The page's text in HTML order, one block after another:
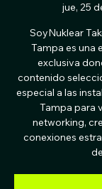
jue, 25
SoyNuklear
Tampa es una
exclusiva
contenido
especial a las
Tampa para
networking,
conexiones